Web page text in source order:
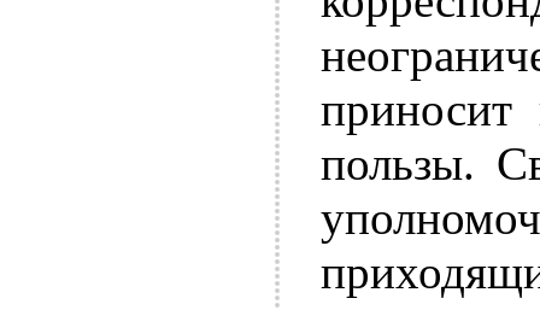
приносит
пользы.